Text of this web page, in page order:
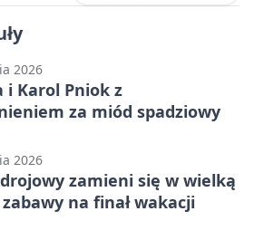
2026
i Karol Pniok z
za miód spadziowy
2026
zamieni się w wielką
na finał wakacji